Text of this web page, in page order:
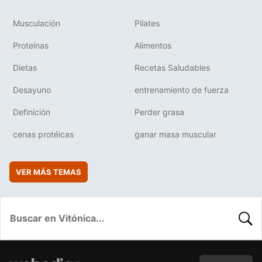
Musculación Pilates
Proteínas Alimentos
Dietas Recetas Saludables
Desayuno entrenamiento de fuerza
Definición Perder grasa
cenas protéicas ganar masa muscular
VER MÁS TEMAS